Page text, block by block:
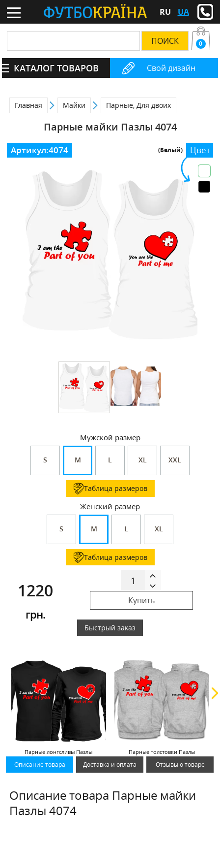
RU UA
Свой дизайн
0
КАТАЛОГ ТОВАРОВ
Главная Майки Парные, Для двоих
Парные майки Пазлы 4074
Цвет
(Белый)
Мужской размер
S M L XL XXL
Таблица размеров
Женский размер
S M L XL
Таблица размеров
1220
грн.
Купить
Быстрый заказ
Артикул:4074
Парные лонгсливы Пазлы Парные толстовки Пазлы
Описание товара Доставка и оплата Отзывы о товаре
Описание товара Парные майки
Пазлы 4074